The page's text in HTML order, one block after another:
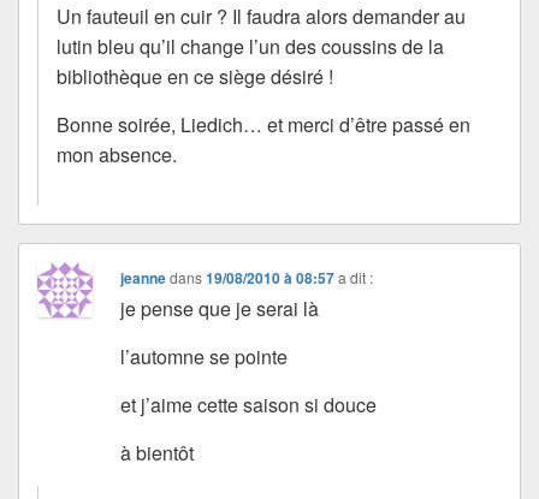
Un fauteuil en cuir ? Il faudra alors demander au
lutin bleu qu’il change l’un des coussins de la
bibliothèque en ce siège désiré !
Bonne soirée, Liedich… et merci d’être passé en
mon absence.
jeannedans19/08/2010 à 08:57 a dit :
je pense que je serai là
l’automne se pointe
et j’aime cette saison si douce
à bientôt